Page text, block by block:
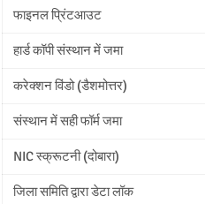
फाइनल प्रिंटआउट
हार्ड कॉपी संस्थान में जमा
करेक्शन विंडो (डैशमोत्तर)
संस्थान में सही फॉर्म जमा
NIC स्क्रूटनी (दोबारा)
जिला समिति द्वारा डेटा लॉक